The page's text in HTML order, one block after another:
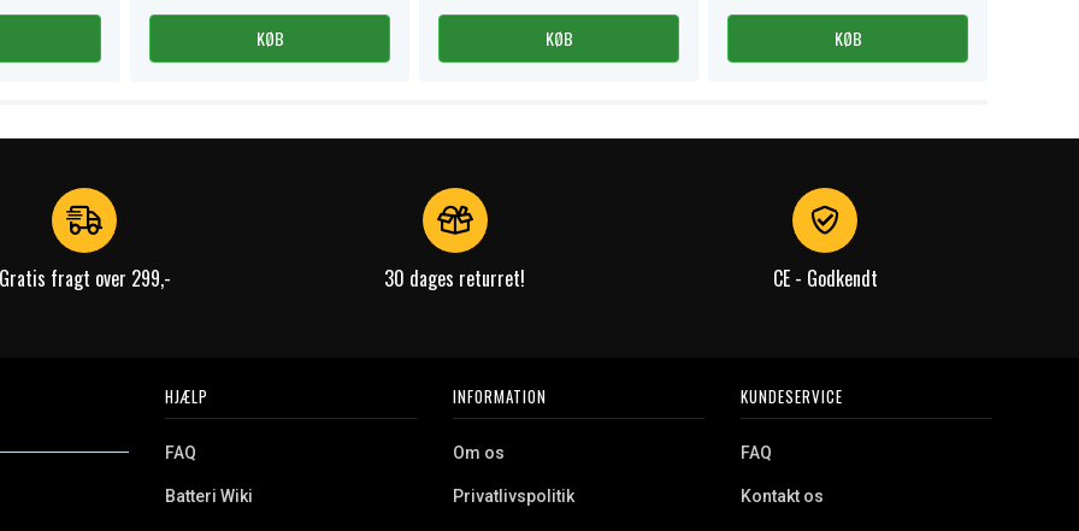
KØB KØB KØB
Gratis fragt over 299,- 30 dages returret! CE - Godkendt
HJÆLP
FAQ
Batteri Wiki
INFORMATION
Om os
Privatlivspolitik
KUNDESERVICE
FAQ
Kontakt os